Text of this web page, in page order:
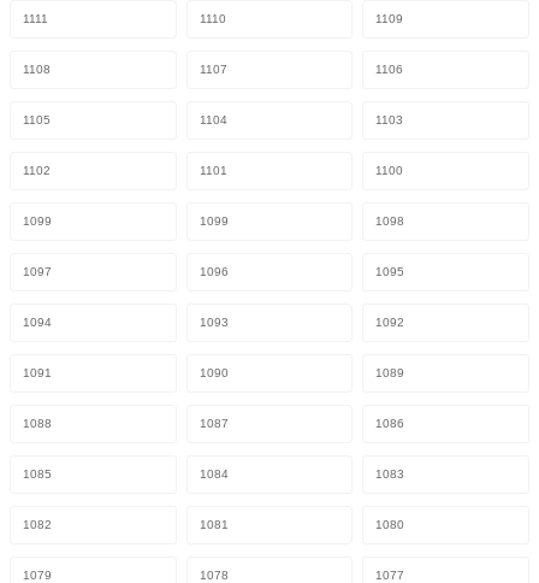
1111 1110 1109
1108 1107 1106
1105 1104 1103
1102 1101 1100
1099 1099 1098
1097 1096 1095
1094 1093 1092
1091 1090 1089
1088 1087 1086
1085 1084 1083
1082 1081 1080
1079 1078 1077